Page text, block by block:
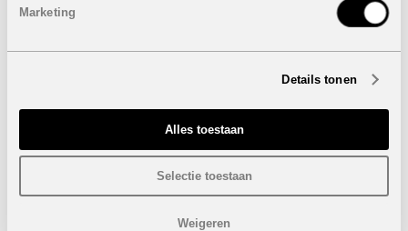
Marketing
Details tonen
Alles toestaan
Selectie toestaan
Weigeren
luxe en natuur? Neem dan vandaag nog contact met ons
unieke villa in Jávea.
Onder voorbehoud van eventuele prijswijzigingen.